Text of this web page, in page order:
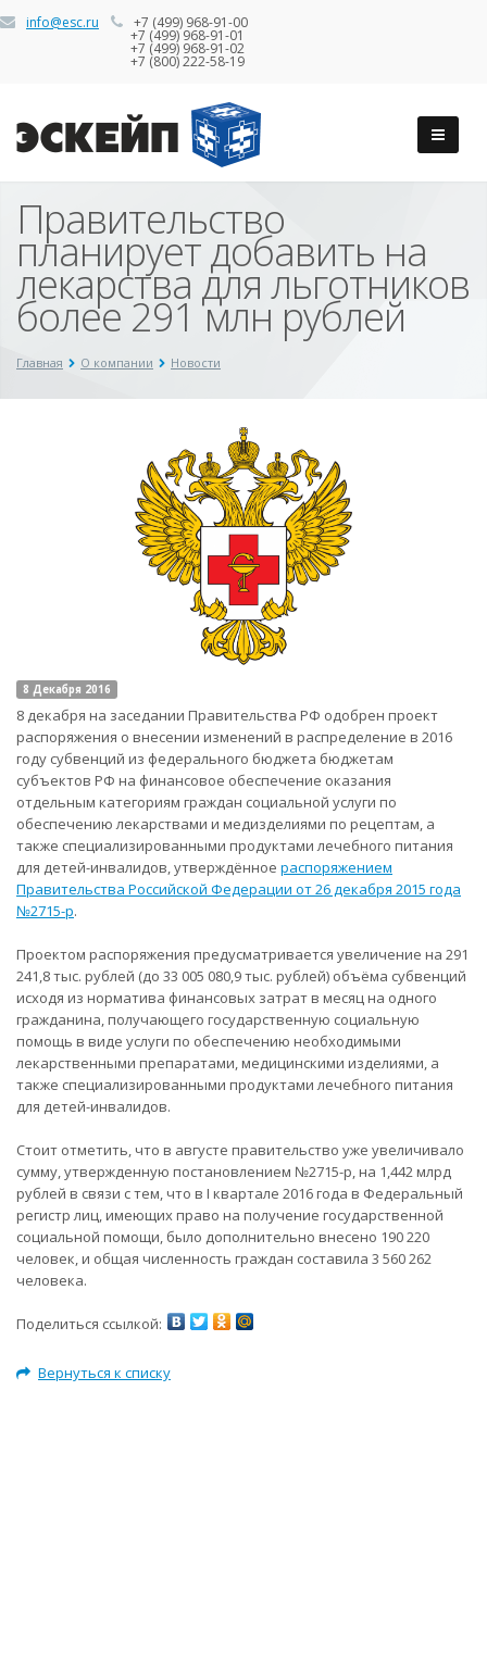
info@esc.ru +7 (499) 968-91-00
+7 (499) 968-91-01
+7 (499) 968-91-02
+7 (800) 222-58-19
Правительство
планирует добавить на
лекарства для льготников
более 291 млн рублей
Главная О компании Новости
8 Декабря 2016
8 декабря на заседании Правительства РФ одобрен проект
распоряжения о внесении изменений в распределение в 2016
году субвенций из федерального бюджета бюджетам
субъектов РФ на финансовое обеспечение оказания
отдельным категориям граждан социальной услуги по
обеспечению лекарствами и медизделиями по рецептам, а
также специализированными продуктами лечебного питания
для детей-инвалидов, утверждённое распоряжением
Правительства Российской Федерации от 26 декабря 2015 года
№2715-р.
Проектом распоряжения предусматривается увеличение на 291
241,8 тыс. рублей (до 33 005 080,9 тыс. рублей) объёма субвенций
исходя из норматива финансовых затрат в месяц на одного
гражданина, получающего государственную социальную
помощь в виде услуги по обеспечению необходимыми
лекарственными препаратами, медицинскими изделиями, а
также специализированными продуктами лечебного питания
для детей-инвалидов.
Стоит отметить, что в августе правительство уже увеличивало
сумму, утвержденную постановлением №2715-р, на 1,442 млрд
рублей в связи с тем, что в I квартале 2016 года в Федеральный
регистр лиц, имеющих право на получение государственной
социальной помощи, было дополнительно внесено 190 220
человек, и общая численность граждан составила 3 560 262
человека.
Поделиться ссылкой:
Вернуться к списку